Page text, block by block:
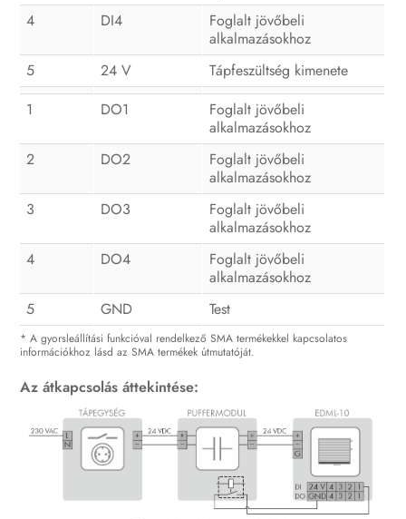
4
DI4
Foglalt jövőbeli
alkalmazásokhoz
5
24 V
Tápfeszültség kimenete
1
DO1
Foglalt jövőbeli
alkalmazásokhoz
2
DO2
Foglalt jövőbeli
alkalmazásokhoz
3
DO3
Foglalt jövőbeli
alkalmazásokhoz
4
DO4
Foglalt jövőbeli
alkalmazásokhoz
5
GND Test
* A gyorsleállítási funkcióval rendelkező SMA termékekkel kapcsolatos
információkhoz lásd az SMA termékek útmutatóját.
Az átkapcsolás áttekintése: